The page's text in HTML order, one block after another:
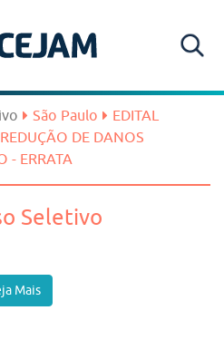
São Paulo
EDITAL
DE DANOS
- ERRATA
Seletivo
Mais